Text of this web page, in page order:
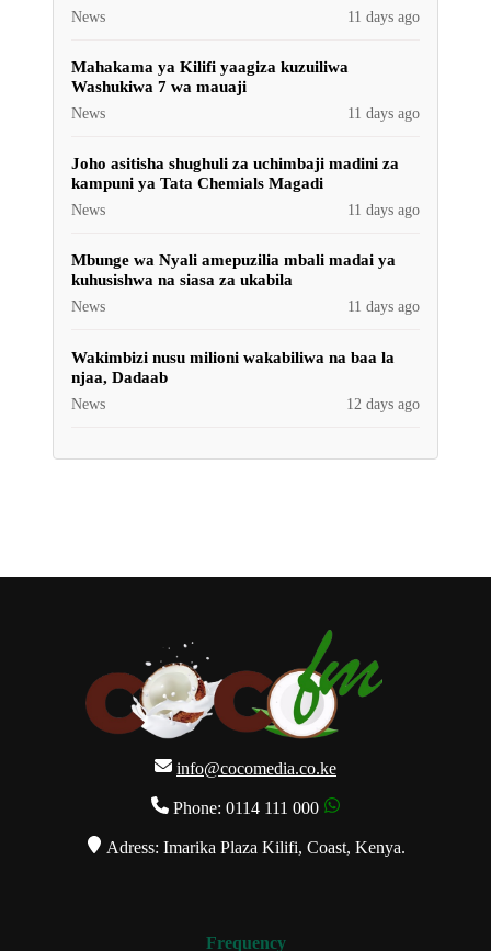
News 11 days ago
Mahakama ya Kilifi yaagiza kuzuiliwa
Washukiwa 7 wa mauaji
News 11 days ago
Joho asitisha shughuli za uchimbaji madini za
kampuni ya Tata Chemials Magadi
News 11 days ago
Mbunge wa Nyali amepuzilia mbali madai ya
kuhusishwa na siasa za ukabila
News 11 days ago
Wakimbizi nusu milioni wakabiliwa na baa la
njaa, Dadaab
News 12 days ago
info@cocomedia.co.ke
Phone: 0114 111 000
Adress: Imarika Plaza Kilifi, Coast, Kenya.
Frequency